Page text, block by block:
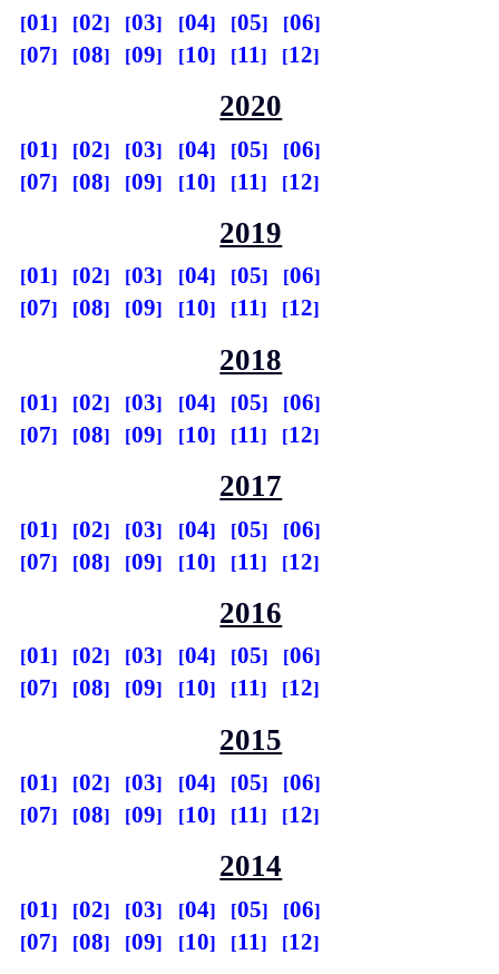
01 02 03 04 05
06
07
08 09 10 11 12
2020
01 02 03 04 05
06
07
08 09 10 11 12
2019
01 02 03 04 05
06
07
08 09 10 11 12
2018
01 02 03 04 05
06
07
08 09 10 11 12
2017
01 02 03 04 05
06
07
08 09 10 11 12
2016
01 02 03 04 05
06
07
08 09 10 11 12
2015
01 02 03 04 05
06
07
08 09 10 11 12
2014
01 02 03 04 05
06
07
08 09 10 11 12